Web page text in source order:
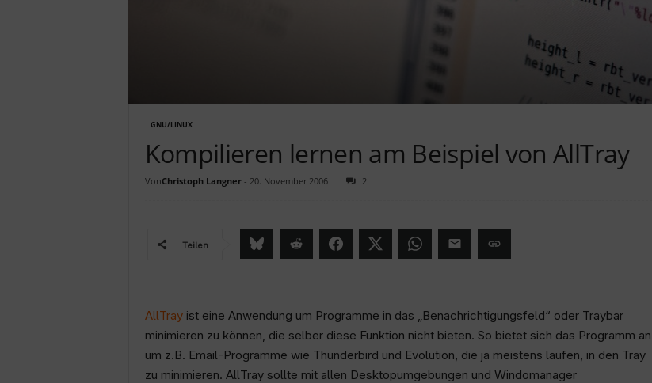
GNU/LINUX
Kompilieren lernen am Beispiel von AllTray
VonChristoph Langner- 20. November 2006 2
Teilen
AllTrayist eine Anwendung um Programme in das „Benachrichtigungsfeld“ oder Traybar
minimieren zu können, die selber diese Funktion nicht bieten. So bietet sich das Programm an
um z.B. Email-Programme wie Thunderbird und Evolution, die ja meistens laufen, in den Tray
zu minimieren. AllTray sollte mit allen Desktopumgebungen und Windomanager